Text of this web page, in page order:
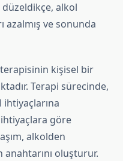
alkol
azalmış ve sonunda
kişisel bir
Terapi sürecinde,
ihtiyaçlara göre
alkolden
oluşturur.